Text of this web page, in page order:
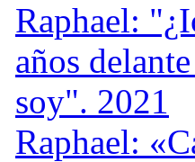
Raphael:
años
soy". 2021
Raphael: